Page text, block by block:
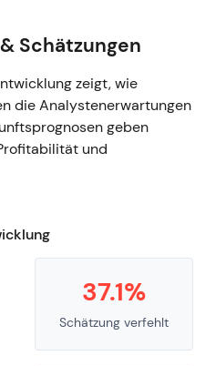
Schätzungen
zeigt, wie
die Analystenerwartungen
geben
und
37.1%
Schätzung verfehlt